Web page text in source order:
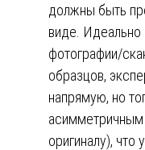
должны быть
виде. Идеально
фотографии/
образцов,
напрямую, но
асимметричным
оригиналу), что